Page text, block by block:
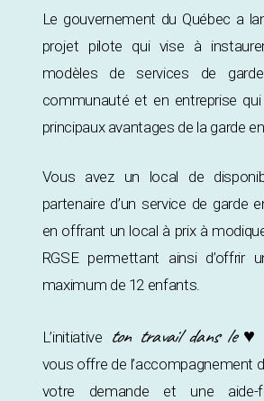
Le gouvernement du Québec a
projet pilote qui vise à
modèles de services de
communauté et en entreprise
principaux avantages de la garde
Vous avez un local de
partenaire d’un service de garde
en offrant un local à prix à
RGSE permettant ainsi d’offrir
maximum de 12 enfants.
L’initiative ton travail dans le ♥
vous offre de l’accompagnement
votre demande et une aide-